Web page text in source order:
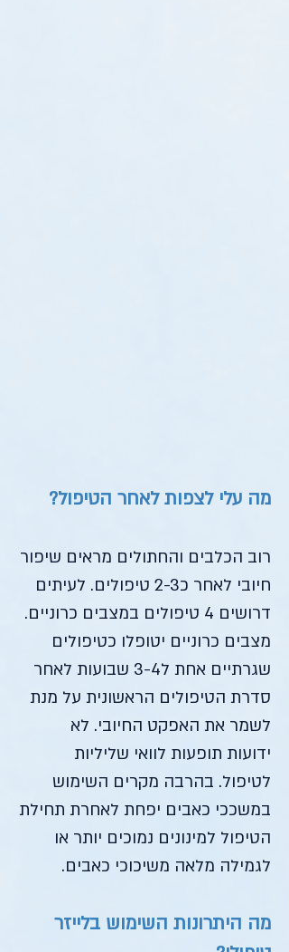
מה עלי לצפות לאחר הטיפול?
רוב הכלבים והחתולים מראים שיפור
חיובי לאחר כ2-3 טיפולים. לעיתים
דרושים 4 טיפולים במצבים כרוניים.
מצבים כרוניים יטופלו כטיפולים
שגרתיים אחת ל3-4 שבועות לאחר
סדרת הטיפולים הראשונית על מנת
לשמר את האפקט החיובי. לא
ידועות תופעות לוואי שליליות
לטיפול. בהרבה מקרים השימוש
במשככי כאבים יפחת לאחרת תחילת
הטיפול למינונים נמוכים יותר או
לגמילה מלאה משיכוכי כאבים.
מה היתרונות השימוש בלייזר